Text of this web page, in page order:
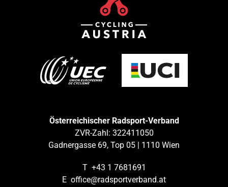
Österreichischer Radsport-Verband
ZVR-Zahl: 322411050
Gadnergasse 69, Top 05 | 1110 Wien
T +43 1 7681691
E office@radsportverband.at